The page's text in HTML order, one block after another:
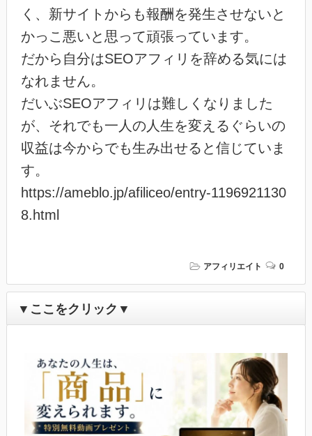
く、新サイトからも報酬を発生させないと
かっこ悪いと思って頑張っています。
だから自分はSEOアフィリを辞める気には
なれません。
だいぶSEOアフィリは難しくなりました
が、それでも一人の人生を変えるぐらいの
収益は今からでも生み出せると信じていま
す。
https://ameblo.jp/afiliceo/entry-1196921130
8.html
アフィリエイト 0
▼ここをクリック▼